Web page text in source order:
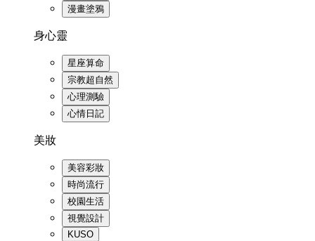
漫畫塗鴉
身心靈
星座算命
宗教超自然
心理測驗
心情日記
美妝
美容彩妝
時尚流行
校園生活
視覺設計
KUSO